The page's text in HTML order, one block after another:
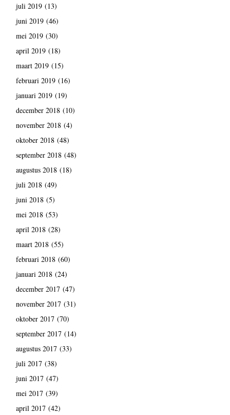
juli 2019(13)
juni 2019(46)
mei 2019(30)
april 2019(18)
maart 2019(15)
februari 2019(16)
januari 2019(19)
december 2018(10)
november 2018(4)
oktober 2018(48)
september 2018(48)
augustus 2018(18)
juli 2018(49)
juni 2018(5)
mei 2018(53)
april 2018(28)
maart 2018(55)
februari 2018(60)
januari 2018(24)
december 2017(47)
november 2017(31)
oktober 2017(70)
september 2017(14)
augustus 2017(33)
juli 2017(38)
juni 2017(47)
mei 2017(39)
april 2017(42)